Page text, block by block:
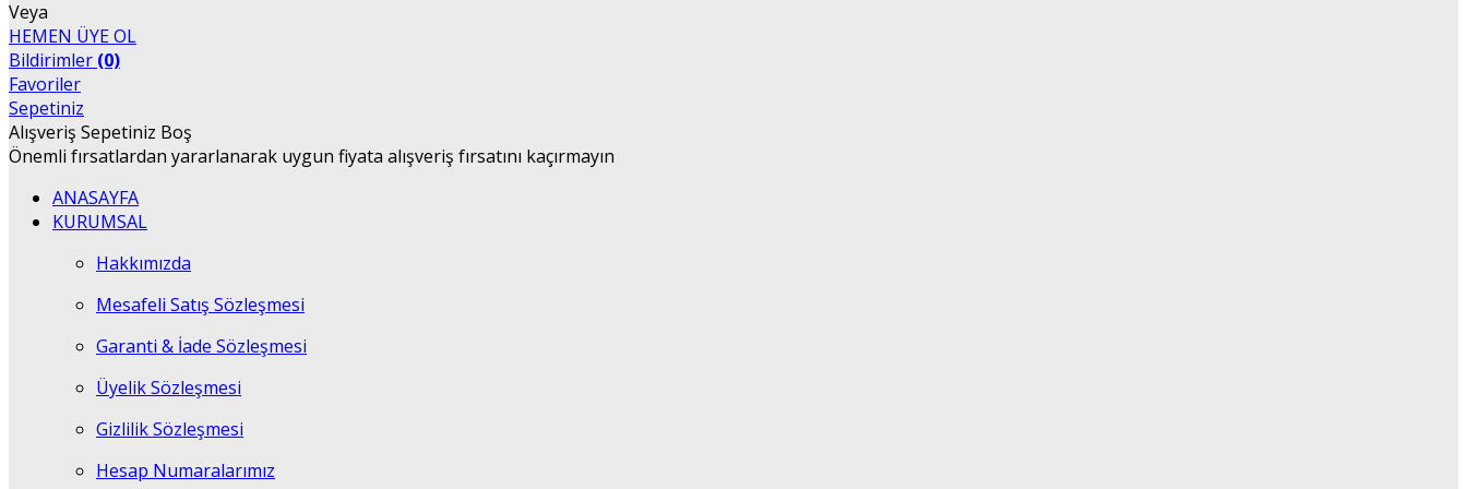
Veya
HEMEN ÜYE OL
Bildirimler (0)
Favoriler
Sepetiniz
Alışveriş Sepetiniz Boş
Önemli fırsatlardan yararlanarak uygun fiyata alışveriş fırsatını kaçırmayın
ANASAYFA
KURUMSAL
Hakkımızda
Mesafeli Satış Sözleşmesi
Garanti & İade Sözleşmesi
Üyelik Sözleşmesi
Gizlilik Sözleşmesi
Hesap Numaralarımız